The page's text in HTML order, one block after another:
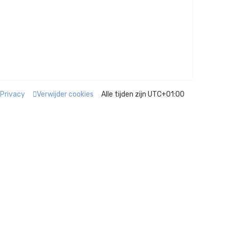
Alle tijden zijn UTC+01:00
Verwijder cookies
Privacy